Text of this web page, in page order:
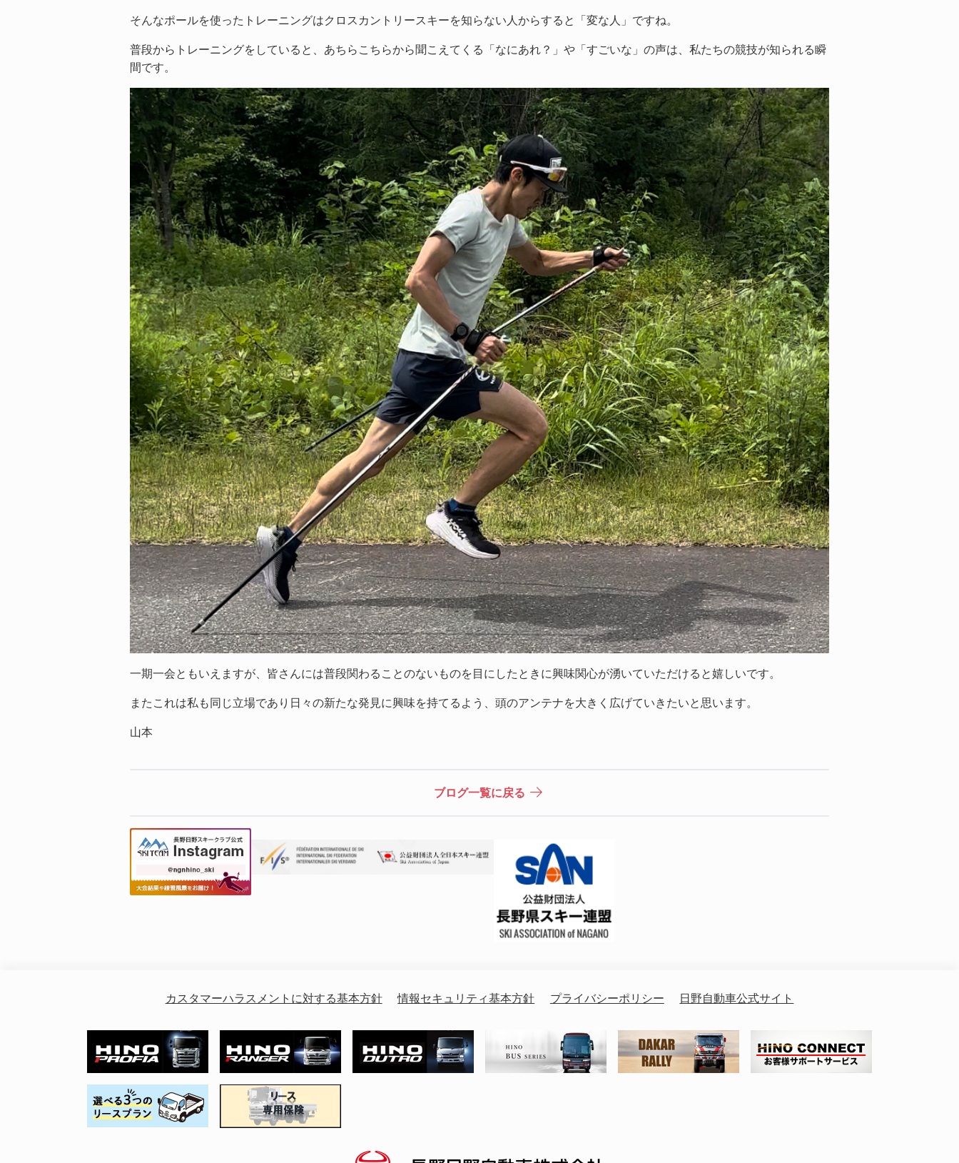
そんなポールを使ったトレーニングはクロスカントリースキーを知らない人からすると「変な人」ですね。
普段からトレーニングをしていると、あちらこちらから聞こえてくる「なにあれ？」や「すごいな」の声は、私たちの競技が知られる瞬
間です。
一期一会ともいえますが、皆さんには普段関わることのないものを目にしたときに興味関心が湧いていただけると嬉しいです。
またこれは私も同じ立場であり日々の新たな発見に興味を持てるよう、頭のアンテナを大きく広げていきたいと思います。
山本
ブログ一覧に戻る
カスタマーハラスメントに対する基本方針 情報セキュリティ基本方針 プライバシーポリシー 日野自動車公式サイト